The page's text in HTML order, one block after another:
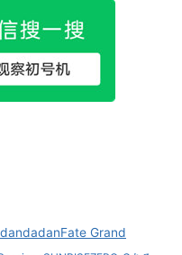
dandadanFate Grand